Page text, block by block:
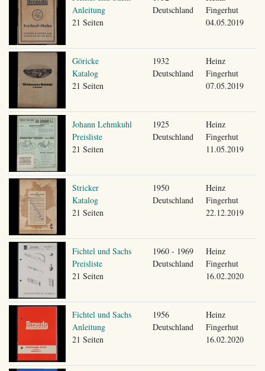
Anleitung
21 Seiten
Deutschland
Fingerhut
04.05.2019
Göricke
Katalog
21 Seiten
1932
Deutschland
Heinz
Fingerhut
07.05.2019
Johann Lehmkuhl
Preisliste
21 Seiten
1925
Deutschland
Heinz
Fingerhut
11.05.2019
Stricker
Katalog
21 Seiten
1950
Deutschland
Heinz
Fingerhut
22.12.2019
Fichtel und Sachs
Preisliste
21 Seiten
1960 - 1969
Deutschland
Heinz
Fingerhut
16.02.2020
Fichtel und Sachs
Anleitung
21 Seiten
1956
Deutschland
Heinz
Fingerhut
16.02.2020